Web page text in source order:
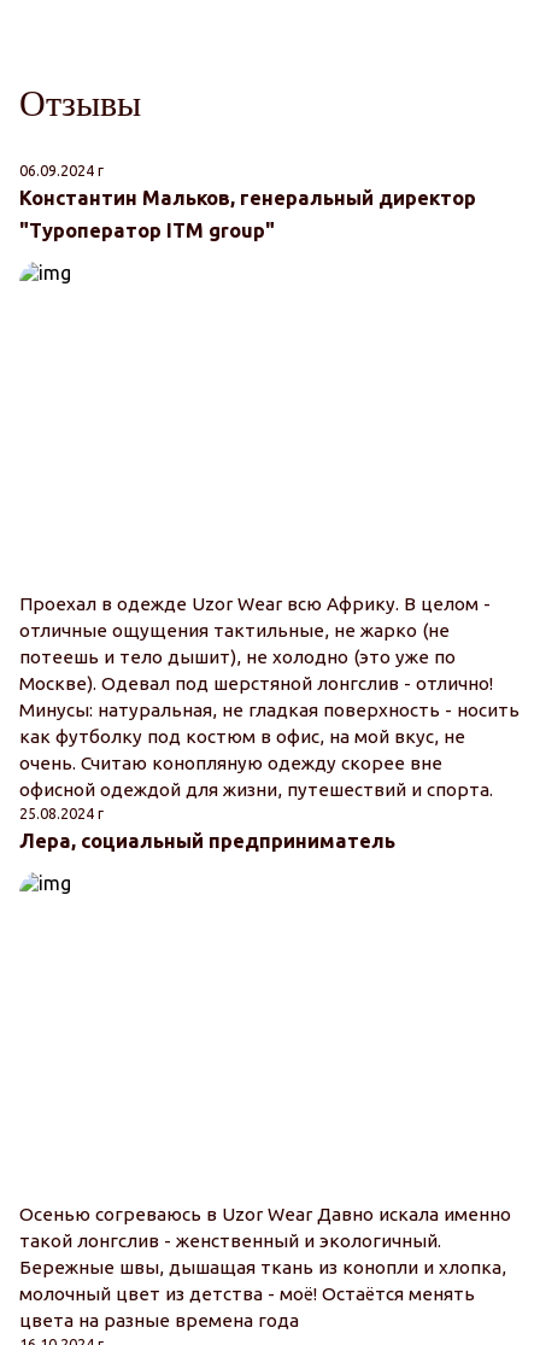
Отзывы
06.09.2024 г
Константин Мальков, генеральный директор
"Туроператор ITM group"
Проехал в одежде Uzor Wear всю Африку. В целом -
отличные ощущения тактильные, не жарко (не
потеешь и тело дышит), не холодно (это уже по
Москве). Одевал под шерстяной лонгслив - отлично!
Минусы: натуральная, не гладкая поверхность - носить
как футболку под костюм в офис, на мой вкус, не
очень. Считаю конопляную одежду скорее вне
офисной одеждой для жизни, путешествий и спорта.
25.08.2024 г
Лера, социальный предприниматель
Осенью согреваюсь в Uzor Wear Давно искала именно
такой лонгслив - женственный и экологичный.
Бережные швы, дышащая ткань из конопли и хлопка,
молочный цвет из детства - моё! Остаётся менять
цвета на разные времена года